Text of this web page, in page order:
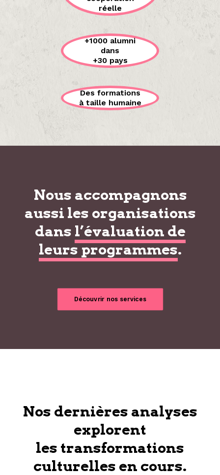
réelle
+1000 alumni
dans
+30 pays
Des formations
à taille humaine
Nous accompagnons
aussi les organisations
dans l’évaluation de
leurs programmes.
Découvrir nos services
Nos dernières analyses
explorent
les transformations
culturelles en cours.